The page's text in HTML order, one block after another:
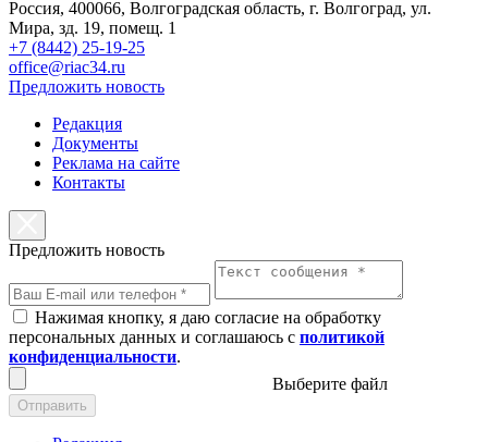
Россия, 400066, Волгоградская область, г. Волгоград, ул.
Мира, зд. 19, помещ. 1
+7 (8442) 25-19-25
office@riac34.ru
Предложить новость
Редакция
Документы
Реклама на сайте
Контакты
Предложить новость
Нажимая кнопку, я даю согласие на обработку
персональных данных и соглашаюсь с политикой
конфиденциальности.
Выберите файл
Отправить